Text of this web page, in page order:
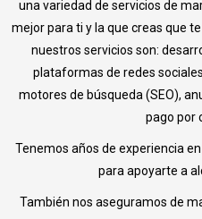
una variedad de servicios de
mejor para ti y la que creas que
nuestros servicios son:
plataformas de redes
motores de búsqueda (SEO),
pago por
Tenemos años de experiencia
para apoyarte a
También nos aseguramos de